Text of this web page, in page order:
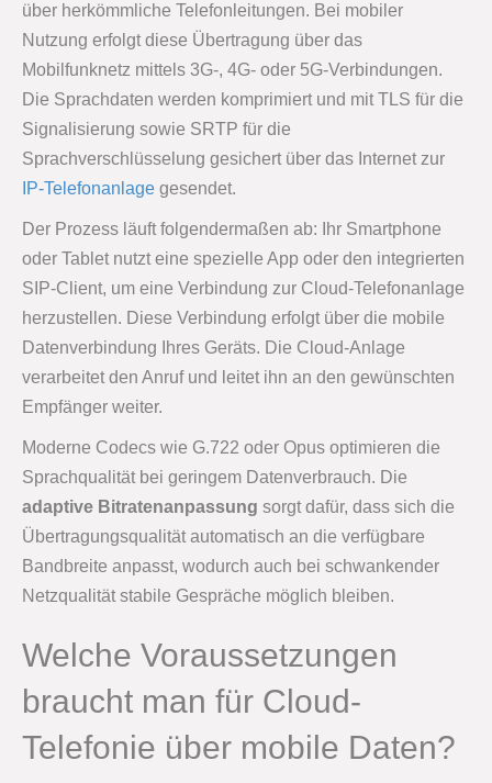
über herkömmliche Telefonleitungen. Bei mobiler
Nutzung erfolgt diese Übertragung über das
Mobilfunknetz mittels 3G-, 4G- oder 5G-Verbindungen.
Die Sprachdaten werden komprimiert und mit TLS für die
Signalisierung sowie SRTP für die
Sprachverschlüsselung gesichert über das Internet zur
IP-Telefonanlage gesendet.
Der Prozess läuft folgendermaßen ab: Ihr Smartphone
oder Tablet nutzt eine spezielle App oder den integrierten
SIP-Client, um eine Verbindung zur Cloud-Telefonanlage
herzustellen. Diese Verbindung erfolgt über die mobile
Datenverbindung Ihres Geräts. Die Cloud-Anlage
verarbeitet den Anruf und leitet ihn an den gewünschten
Empfänger weiter.
Moderne Codecs wie G.722 oder Opus optimieren die
Sprachqualität bei geringem Datenverbrauch. Die
adaptive Bitratenanpassung sorgt dafür, dass sich die
Übertragungsqualität automatisch an die verfügbare
Bandbreite anpasst, wodurch auch bei schwankender
Netzqualität stabile Gespräche möglich bleiben.
Welche Voraussetzungen
braucht man für Cloud-
Telefonie über mobile Daten?